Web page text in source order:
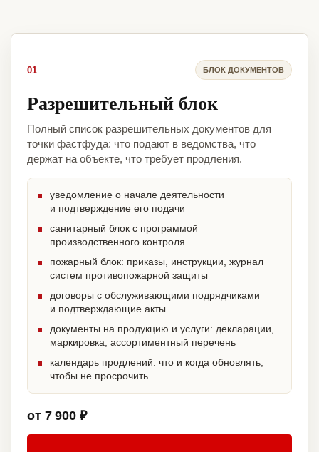
01 БЛОК ДОКУМЕНТОВ
Разрешительный блок
Полный список разрешительных документов для
точки фастфуда: что подают в ведомства, что
держат на объекте, что требует продления.
уведомление о начале деятельности
и подтверждение его подачи
санитарный блок с программой
производственного контроля
пожарный блок: приказы, инструкции, журнал
систем противопожарной защиты
договоры с обслуживающими подрядчиками
и подтверждающие акты
документы на продукцию и услуги: декларации,
маркировка, ассортиментный перечень
календарь продлений: что и когда обновлять,
чтобы не просрочить
от 7 900 ₽